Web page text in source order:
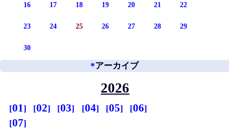
16 17 18 19 20 21 22
23 24 25 26 27 28 29
30
*アーカイブ
2026
01 02 03 04 05
06
07